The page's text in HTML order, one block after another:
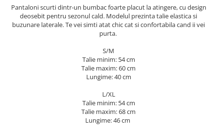
ACCESORII DE IARNĂ
Căciuli
Pantaloni scurti dintr-un bumbac foarte placut la atingere, cu design
deosebit pentru sezonul cald. Modelul prezinta talie elastica si
buzunare laterale. Te vei simti atat chic cat si confortabila cand ii vei
purta.
S/M
Talie minim: 54 cm
Talie maxim: 60 cm
Lungime: 40 cm
L/XL
Talie minim: 54 cm
Talie maxim: 68 cm
Lungime: 46 cm